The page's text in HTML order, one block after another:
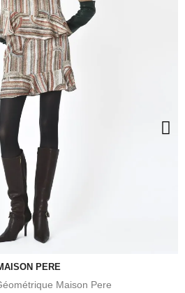
PERE
Maison Pere